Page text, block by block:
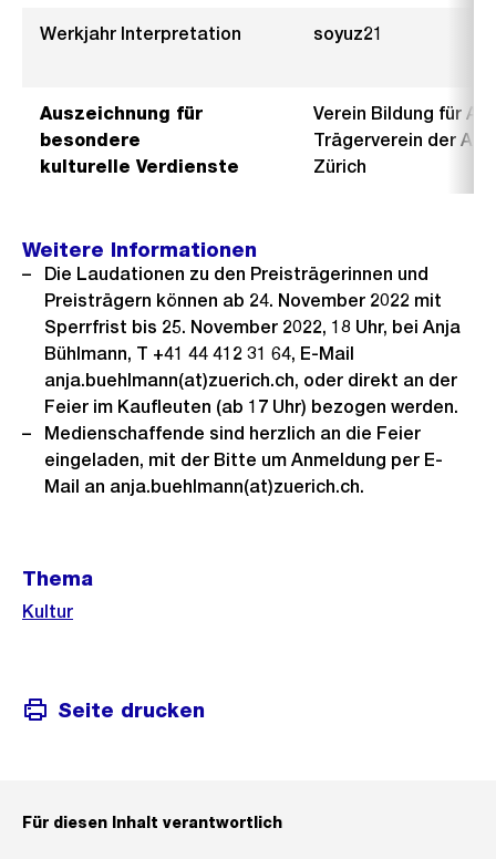
Werkjahr Interpretation soyuz21
Auszeichnung für
besondere
kulturelle Verdienste
Verein Bildung für
Trägerverein der
Zürich
Weitere Informationen
Die Laudationen zu den Preisträgerinnen und
Preisträgern können ab 24. November 2022 mit
Sperrfrist bis 25. November 2022, 18 Uhr, bei Anja
Bühlmann, T +41 44 412 31 64, E-Mail
anja.buehlmann(at)zuerich.ch, oder direkt an der
Feier im Kaufleuten (ab 17 Uhr) bezogen werden.
Medienschaffende sind herzlich an die Feier
eingeladen, mit der Bitte um Anmeldung per E-
Mail an anja.buehlmann(at)zuerich.ch.
Informationen
Thema
Kultur
Seite drucken
Für diesen Inhalt verantwortlich